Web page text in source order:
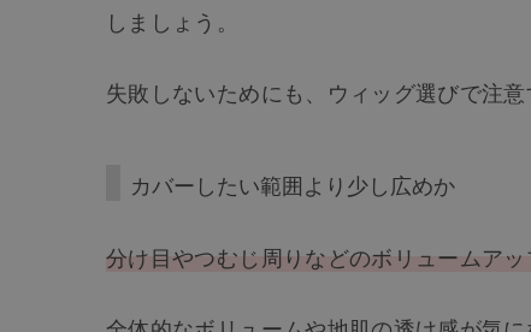
しましょう。
失敗しないためにも、ウィッグ選びで注
カバーしたい範囲より少し広めか
分け目やつむじ周りなどのボリュームア